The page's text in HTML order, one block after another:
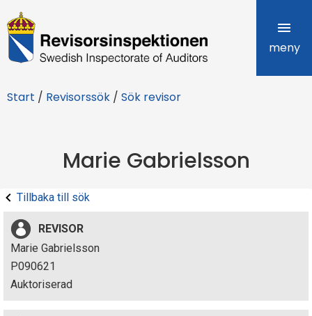
R
e
i
r
s
i
n
meny
Start / Revisorssök / Sök revisor
Marie Gabrielsson
Tillbaka till sök
REVISOR
Marie Gabrielsson
P090621
Auktoriserad